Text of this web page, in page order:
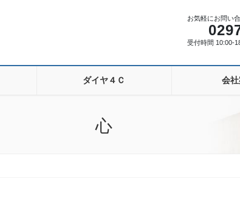
お気軽にお問い
受付時間 10:00-
ダイヤ４Ｃ 会
心